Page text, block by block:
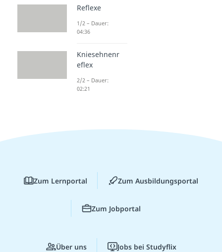
Reflexe
1/2 – Dauer:
04:36
Kniesehnenr
eflex
2/2 – Dauer:
02:21
Zum Lernportal Zum Ausbildungsportal
Zum Jobportal
Über uns Jobs bei Studyflix